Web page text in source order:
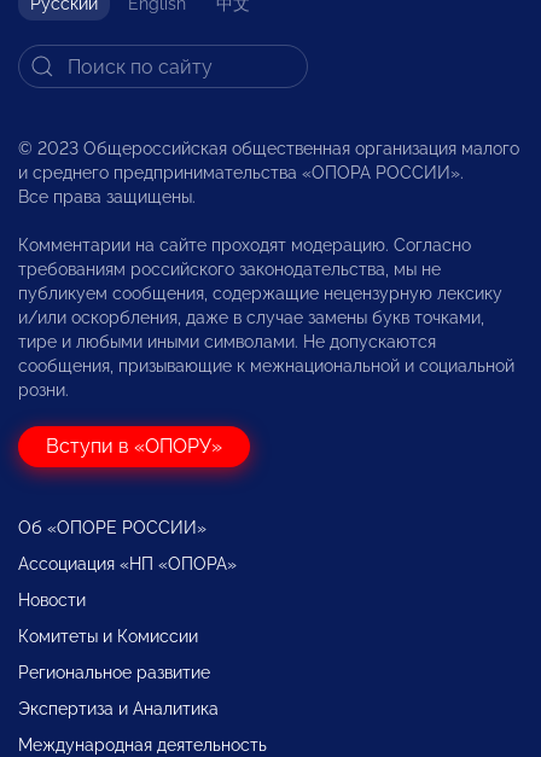
Русский English 中文
© 2023 Общероссийская общественная организация малого
и среднего предпринимательства «ОПОРА РОССИИ».
Все права защищены.
Комментарии на сайте проходят модерацию. Согласно
требованиям российского законодательства, мы не
публикуем сообщения, содержащие нецензурную лексику
и/или оскорбления, даже в случае замены букв точками,
тире и любыми иными символами. Не допускаются
сообщения, призывающие к межнациональной и социальной
розни.
Вступи в «ОПОРУ»
Об «ОПОРЕ РОССИИ»
Ассоциация «НП «ОПОРА»
Новости
Комитеты и Комиссии
Региональное развитие
Экспертиза и Аналитика
Международная деятельность